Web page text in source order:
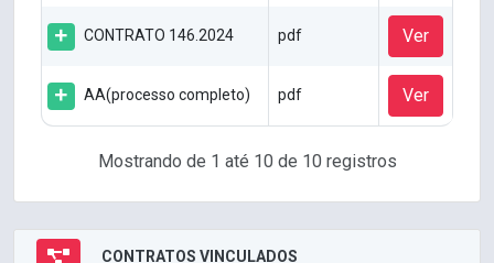
CONTRATO 146.2024 pdf Ver
AA(processo completo) pdf Ver
Mostrando de 1 até 10 de 10 registros
CONTRATOS VINCULADOS